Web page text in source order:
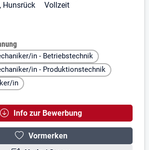
Hunsrück
Vollzeit
in - Betriebstechnik
in - Produktionstechnik
in
Info zur Bewerbung
Vormerken